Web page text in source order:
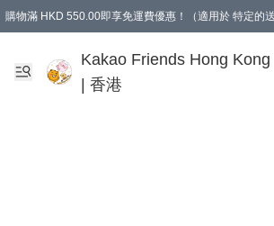
購物滿 HKD 550.00即享免運費優惠！（適用於 特定的
Kakao Friends Hong Kong
| 香港